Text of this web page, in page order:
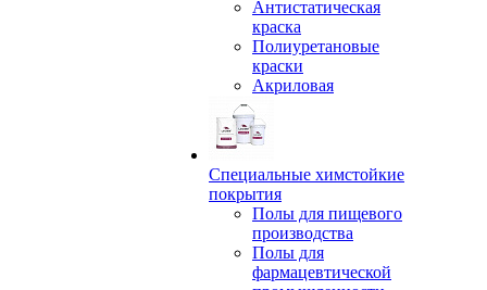
Антистатическая
краска
Полиуретановые
краски
Акриловая
Специальные химстойкие
покрытия
Полы для пищевого
производства
Полы для
фармацевтической